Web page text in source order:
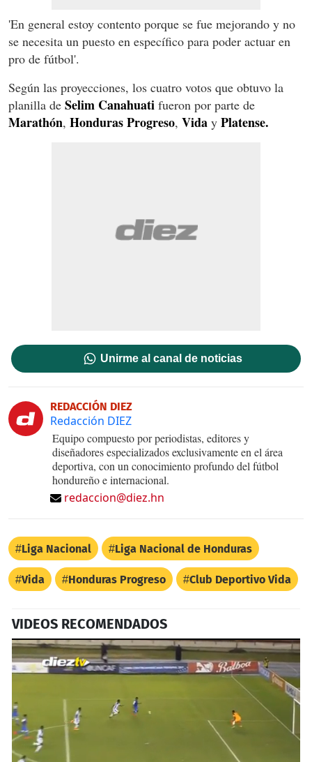
'En general estoy contento porque se fue mejorando y no
se necesita un puesto en específico para poder actuar en
pro de fútbol'.
Según las proyecciones, los cuatro votos que obtuvo la
planilla de Selim Canahuati fueron por parte de
Marathón, HondurasProgreso, Vida y Platense.
Unirme al canal de noticias
REDACCIÓN DIEZ
Redacción DIEZ
Equipo compuesto por periodistas, editores y
diseñadores especializados exclusivamente en el área
deportiva, con un conocimiento profundo del fútbol
hondureño e internacional.
redaccion@diez.hn
Liga Nacional Liga Nacional de Honduras
Vida Honduras Progreso Club Deportivo Vida
VIDEOS RECOMENDADOS